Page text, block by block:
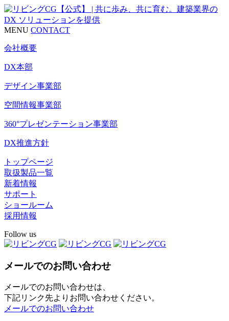
MENU CONTACT
会社概要
DX本部
デザイン事業部
空間情報事業部
360°プレゼンテーション事業部
DX推進方針
トップページ
取扱製品一覧
新着情報
サポート
ショールーム
採用情報
Follow us
メールでのお問い合わせ
メールでのお問い合わせは、
下記リンク先よりお問い合わせください。
メールでのお問い合わせ